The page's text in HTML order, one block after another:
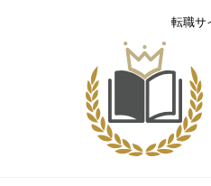
転職サ